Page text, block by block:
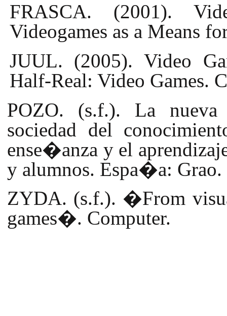
FRASCA. (2001).
Videogames as a Means
JUUL. (2005). Video
Half-Real: Video Games.
POZO. (s.f.). La
sociedad del
ense�anza y el
y alumnos. Espa�a: Grao.
ZYDA. (s.f.). �From
games�. Computer.